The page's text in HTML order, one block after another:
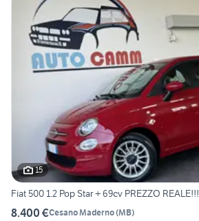
15
Fiat 500 1.2 Pop Star + 69cv PREZZO REALE!!!
8.400 €Cesano Maderno(MB)